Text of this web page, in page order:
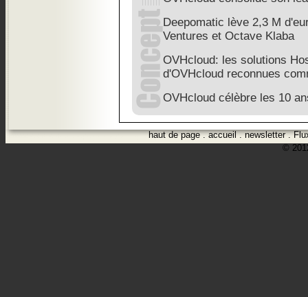
Deepomatic lève 2,3 M
Ventures et Octave Klaba
OVHcloud: les solutions
d'OVHcloud reconnues
OVHcloud célèbre les 10
haut de page.accueil.newsletter.
©